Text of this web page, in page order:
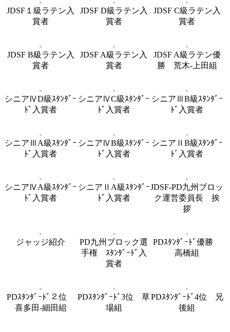
JDSF１級ラテン入
賞者
JDSF D級ラテン入
賞者
JDSF C級ラテン入
賞者
JDSF B級ラテン入
賞者
JDSF A級ラテン入
賞者
JDSF A級ラテン優
勝 荒木-上田組
シニアⅣD級ｽﾀﾝﾀﾞｰ
ﾄﾞ入賞者
シニアⅣC級ｽﾀﾝﾀﾞｰ
ﾄﾞ入賞者
シニアⅢB級ｽﾀﾝﾀﾞｰ
ﾄﾞ入賞者
シニアⅢA級ｽﾀﾝﾀﾞｰ
ﾄﾞ入賞者
シニアⅣB級ｽﾀﾝﾀﾞｰ
ﾄﾞ入賞者
シニアⅡB級ｽﾀﾝﾀﾞｰ
ﾄﾞ入賞者
シニアⅣA級ｽﾀﾝﾀﾞｰ
ﾄﾞ入賞者
シニアⅡA級ｽﾀﾝﾀﾞｰ
ﾄﾞ入賞者
JDSF-PD九州ブロッ
ク運営委員長 挨
拶
ジャッジ紹介
PD九州ブロック選
手権 ｽﾀﾝﾀﾞｰﾄﾞ入
賞者
PDｽﾀﾝﾀﾞｰﾄﾞ優勝
高橋組
PDｽﾀﾝﾀﾞｰﾄﾞ２位
喜多田-細田組
PDｽﾀﾝﾀﾞｰﾄﾞ3位 草
場組
PDｽﾀﾝﾀﾞｰﾄﾞ4位 兄
後組